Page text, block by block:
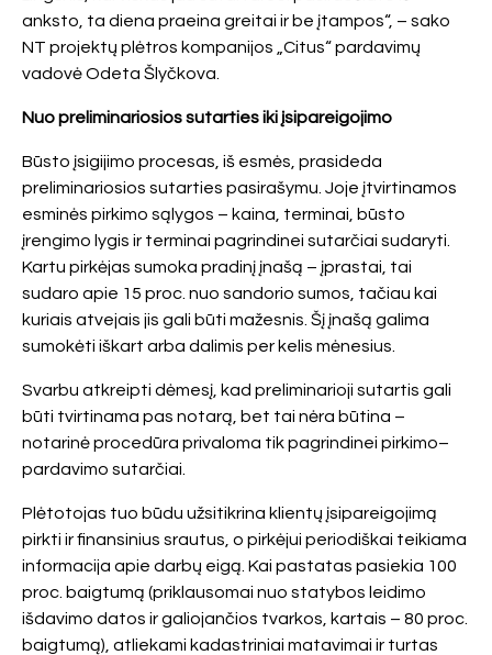
anksto, ta diena praeina greitai ir be įtampos“, – sako
NT projektų plėtros kompanijos „Citus“ pardavimų
vadovė Odeta Šlyčkova.
Nuo preliminariosios sutarties iki įsipareigojimo
Būsto įsigijimo procesas, iš esmės, prasideda
preliminariosios sutarties pasirašymu. Joje įtvirtinamos
esminės pirkimo sąlygos – kaina, terminai, būsto
įrengimo lygis ir terminai pagrindinei sutarčiai sudaryti.
Kartu pirkėjas sumoka pradinį įnašą – įprastai, tai
sudaro apie 15 proc. nuo sandorio sumos, tačiau kai
kuriais atvejais jis gali būti mažesnis. Šį įnašą galima
sumokėti iškart arba dalimis per kelis mėnesius.
Svarbu atkreipti dėmesį, kad preliminarioji sutartis gali
būti tvirtinama pas notarą, bet tai nėra būtina –
notarinė procedūra privaloma tik pagrindinei pirkimo–
pardavimo sutarčiai.
Plėtotojas tuo būdu užsitikrina klientų įsipareigojimą
pirkti ir finansinius srautus, o pirkėjui periodiškai teikiama
informacija apie darbų eigą. Kai pastatas pasiekia 100
proc. baigtumą (priklausomai nuo statybos leidimo
išdavimo datos ir galiojančios tvarkos, kartais – 80 proc.
baigtumą), atliekami kadastriniai matavimai ir turtas